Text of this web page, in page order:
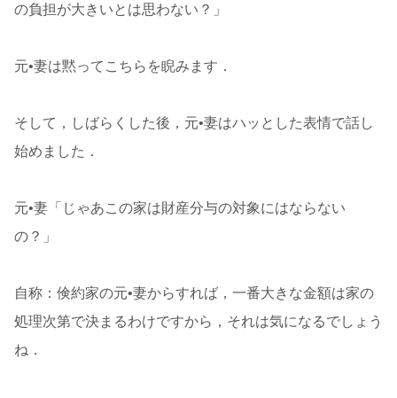
の負担が大きいとは思わない？」
元•妻は黙ってこちらを睨みます．
そして，しばらくした後，元•妻はハッとした表情で話し
始めました．
元•妻「じゃあこの家は財産分与の対象にはならない
の？」
自称：倹約家の元•妻からすれば，一番大きな金額は家の
処理次第で決まるわけですから，それは気になるでしょう
ね．